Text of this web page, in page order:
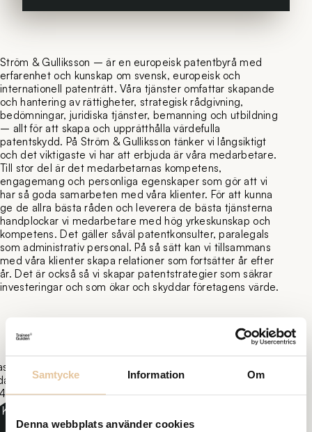
Samtycke Information Om
Denna webbplats använder cookies
Ström & Gulliksson – är en europeisk patentbyrå med
erfarenhet och kunskap om svensk, europeisk och
internationell patenträtt. Våra tjänster omfattar skapande
och hantering av rättigheter, strategisk rådgivning,
bedömningar, juridiska tjänster, bemanning och utbildning
– allt för att skapa och upprätthålla värdefulla
patentskydd. På Ström & Gulliksson tänker vi långsiktigt
och det viktigaste vi har att erbjuda är våra medarbetare.
Till stor del är det medarbetarnas kompetens,
engagemang och personliga egenskaper som gör att vi
har så goda samarbeten med våra klienter. För att kunna
ge de allra bästa råden och leverera de bästa tjänsterna
handplockar vi medarbetare med hög yrkeskunskap och
kompetens. Det gäller såväl patentkonsulter, paralegals
som administrativ personal. På så sätt kan vi tillsammans
med våra klienter skapa relationer som fortsätter år efter
år. Det är också så vi skapar patentstrategier som säkrar
investeringar och som ökar och skyddar företagens värde.
12-12
Kopiera
länk